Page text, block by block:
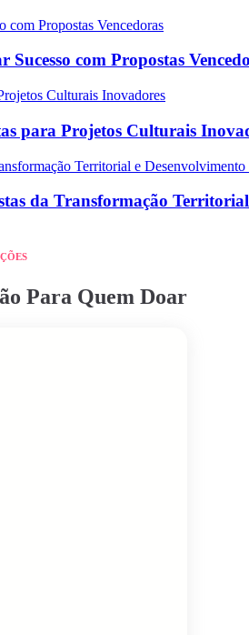
com Propostas
para Projetos Culturais
da Transformação
Para Quem Doar